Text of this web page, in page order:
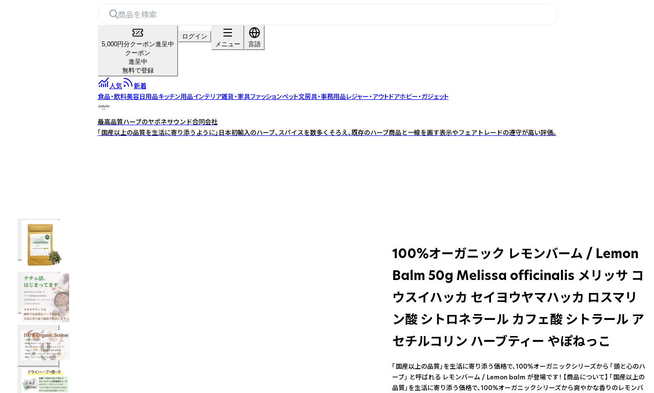
5,000円分クーポン進呈中
クーポン
進呈中
無料で登録
ログイン
メニュー
言語
人気
新着
食品・飲料美容日用品キッチン用品インテリア雑貨・家具ファッションペット文房具・事務用品レジャー・アウトドアホビー・ガジェット
最高品質ハーブのヤポネサウンド合同会社
「国産以上の品質を生活に寄り添うように」日本初輸入のハーブ、スパイスを数多くそろえ、既存のハーブ商品と一線を画す表示やフェアトレードの遵守が高い評価。
100%オーガニック レモンバーム / Lemon
Balm 50g Melissa officinalis メリッサ コ
ウスイハッカ セイヨウヤマハッカ ロスマリ
ン酸 シトロネラール カフェ酸 シトラール ア
セチルコリン ハーブティー やぽねっこ
「国産以上の品質」を生活に寄り添う価格で、100%オーガニックシリーズから 「頭と心のハ
ーブ」 と呼ばれる レモンバーム / Lemon balm が登場です！ 【商品について】 「国産以上の
品質」を生活に寄り添う価格で、100%オーガニックシリーズから爽やかな香りのレモンバ